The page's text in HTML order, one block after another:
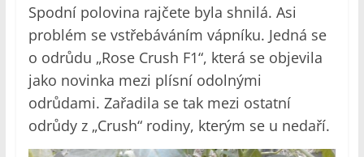
Spodní polovina rajčete byla shnilá. Asi
problém se vstřebáváním vápníku. Jedná se
o odrůdu „Rose Crush F1“, která se objevila
jako novinka mezi plísní odolnými
odrůdami. Zařadila se tak mezi ostatní
odrůdy z „Crush“ rodiny, kterým se u nedaří.